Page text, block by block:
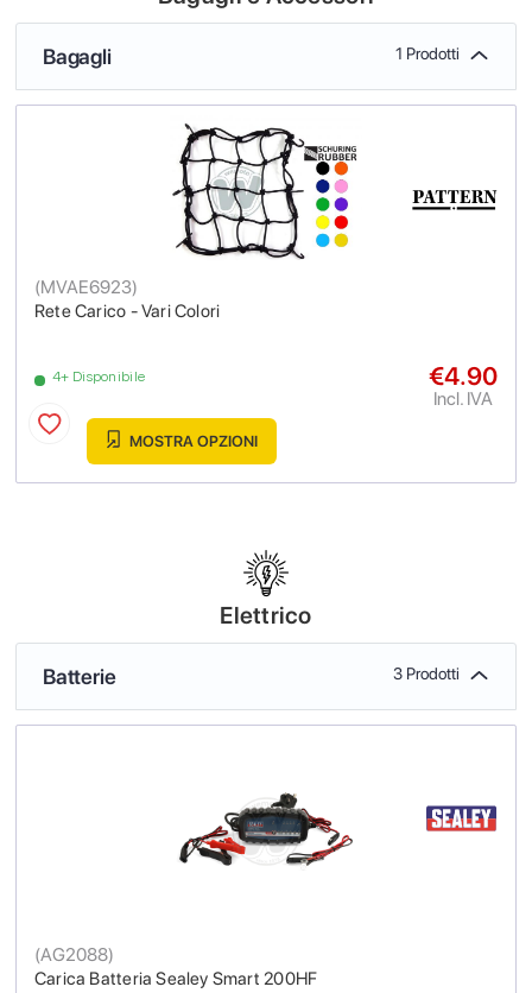
Bagagli 1 Prodotti
Rete Carico - Vari Colori
(MVAE6923)
4+ Disponibile €4.90
Incl. IVA
MOSTRA OPZIONI
Elettrico
Batterie 3 Prodotti
Carica Batteria Sealey Smart 200HF
(AG2088)